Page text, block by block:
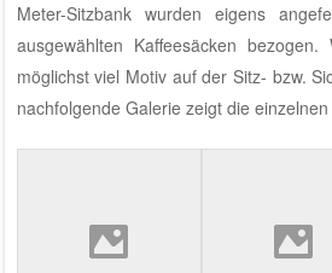
Meter-Sitzbank wurden eigens
ausgewählten Kaffeesäcken
möglichst viel Motiv auf der Sitz- bzw.
nachfolgende Galerie zeigt die